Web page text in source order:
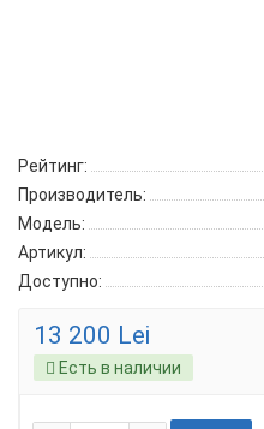
Рейтинг:
Производитель:
Модель:
Артикул:
Доступно:
13 200 Lei
Есть в наличии